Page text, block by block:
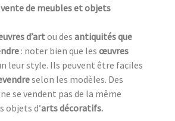
vente de meubles et objets
d’artou des antiquités que
: noter bien que les œuvres
leur style. Ils peuvent être faciles
selon les modèles. Des
ne se vendent pas de la même
objets d’arts décoratifs.